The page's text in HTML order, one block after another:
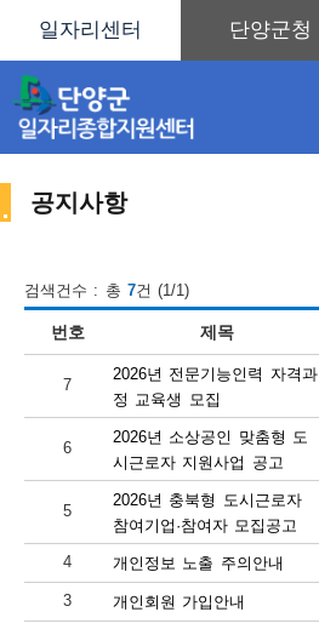
공지사항
검색건수 : 총 7건 (1/1)
번호 제목
7
2026년 전문기능인력 자격과
정 교육생 모집
6
2026년 소상공인 맞춤형 도
시근로자 지원사업 공고
5
2026년 충북형 도시근로자
참여기업·참여자 모집공고
4 개인정보 노출 주의안내
3 개인회원 가입안내
센